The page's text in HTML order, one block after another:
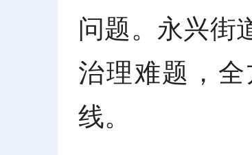
问题。永兴街
治理难题，
线。